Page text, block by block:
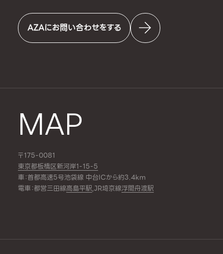
AZAにお問い合わせをする
MAP
〒175-0081
東京都板橋区新河岸1-15-5
車：首都高速5号池袋線 中台ICから約3.4km
電車：都営三田線高島平駅,JR埼京線浮間舟渡駅